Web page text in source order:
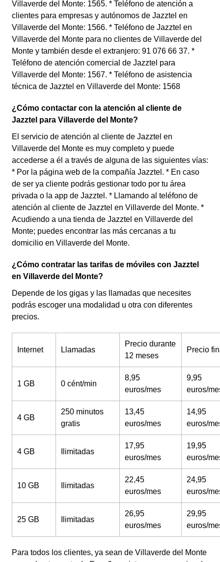
Villaverde del Monte: 1565. * Teléfono de atención a
clientes para empresas y autónomos de Jazztel en
Villaverde del Monte: 1566. * Teléfono de Jazztel en
Villaverde del Monte para no clientes de Villaverde del
Monte y también desde el extranjero: 91 076 66 37. *
Teléfono de atención comercial de Jazztel para
Villaverde del Monte: 1567. * Teléfono de asistencia
técnica de Jazztel en Villaverde del Monte: 1568
¿Cómo contactar con la atención al cliente de
Jazztel para Villaverde del Monte?
El servicio de atención al cliente de Jazztel en
Villaverde del Monte es muy completo y puede
accederse a él a través de alguna de las siguientes vías:
* Por la página web de la compañía Jazztel. * En caso
de ser ya cliente podrás gestionar todo por tu área
privada o la app de Jazztel. * Llamando al teléfono de
atención al cliente de Jazztel en Villaverde del Monte. *
Acudiendo a una tienda de Jazztel en Villaverde del
Monte; puedes encontrar las más cercanas a tu
domicilio en Villaverde del Monte.
¿Cómo contratar las tarifas de móviles con Jazztel
en Villaverde del Monte?
Depende de los gigas y las llamadas que necesites
podrás escoger una modalidad u otra con diferentes
precios.
Internet Llamadas
Precio durante
12 meses
Precio
1 GB 0 cént/min
8,95
euros/mes
9,95
euros/
4 GB
250 minutos
gratis
13,45
euros/mes
14,95
euros/
4 GB Ilimitadas
17,95
euros/mes
19,95
euros/
10 GB Ilimitadas
22,45
euros/mes
24,95
euros/
25 GB Ilimitadas
26,95
euros/mes
29,95
euros/
Para todos los clientes, ya sean de Villaverde del Monte